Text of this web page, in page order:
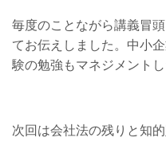
毎度のことながら講義冒
てお伝えしました。中小
験の勉強もマネジメントし
次回は会社法の残りと知